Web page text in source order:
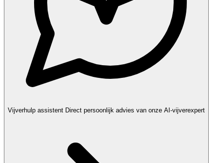
Vijverhulp assistent Direct persoonlijk advies van onze AI-vijverexpert